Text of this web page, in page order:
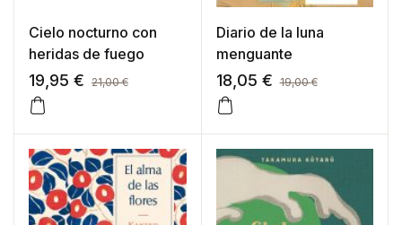
Cielo nocturno con
heridas de fuego
19,95 € 21,00€
Diario de la luna
menguante
18,05 € 19,00€